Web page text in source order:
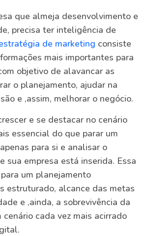
que almeja desenvolvimento e
precisa ter inteligência de
de marketing consiste
mais importantes para
objetivo de alavancar as
o planejamento, ajudar na
e ,assim, melhorar o negócio.
e se destacar no cenário
essencial do que parar um
para si e analisar o
sua empresa está inserida. Essa
um planejamento
estruturado, alcance das metas
e ,ainda, a sobrevivência da
cenário cada vez mais acirrado